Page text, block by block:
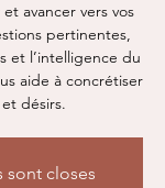
avancer vers vos
pertinentes,
et l’intelligence du
aide à concrétiser
désirs.
sont closes